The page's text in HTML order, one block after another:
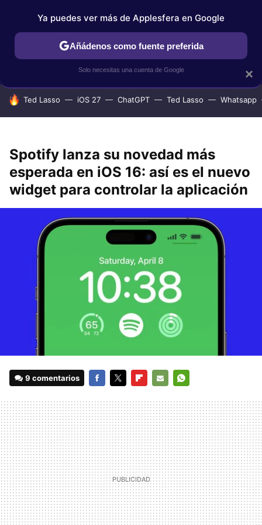
IPHONE TUTORIALES APPLESFERA SELECCIÓN
HOY SE HABLA DE
Ted Lasso iOS 27 ChatGPT Ted Lasso Whatsapp
Spotify lanza su novedad más
esperada en iOS 16: así es el nuevo
widget para controlar la aplicación
9 comentarios
MAIL
×
Ya puedes ver más de Applesfera en Google
Añádenos como fuente preferida
Solo necesitas una cuenta de Google